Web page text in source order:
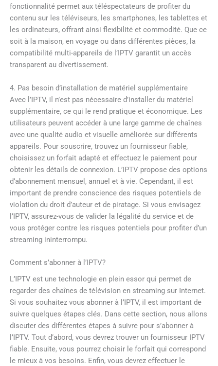
fonctionnalité permet aux téléspectateurs de profiter du
contenu sur les téléviseurs, les smartphones, les tablettes et
les ordinateurs, offrant ainsi flexibilité et commodité. Que ce
soit à la maison, en voyage ou dans différentes pièces, la
compatibilité multi-appareils de l’IPTV garantit un accès
transparent au divertissement.
4. Pas besoin d’installation de matériel supplémentaire
Avec l’IPTV, il n’est pas nécessaire d’installer du matériel
supplémentaire, ce qui le rend pratique et économique. Les
utilisateurs peuvent accéder à une large gamme de chaînes
avec une qualité audio et visuelle améliorée sur différents
appareils. Pour souscrire, trouvez un fournisseur fiable,
choisissez un forfait adapté et effectuez le paiement pour
obtenir les détails de connexion. L’IPTV propose des options
d’abonnement mensuel, annuel et à vie. Cependant, il est
important de prendre conscience des risques potentiels de
violation du droit d’auteur et de piratage. Si vous envisagez
l’IPTV, assurez-vous de valider la légalité du service et de
vous protéger contre les risques potentiels pour profiter d’un
streaming ininterrompu.
Comment s’abonner à l’IPTV?
L’IPTV est une technologie en plein essor qui permet de
regarder des chaînes de télévision en streaming sur Internet.
Si vous souhaitez vous abonner à l’IPTV, il est important de
suivre quelques étapes clés. Dans cette section, nous allons
discuter des différentes étapes à suivre pour s’abonner à
l’IPTV. Tout d’abord, vous devrez trouver un fournisseur IPTV
fiable. Ensuite, vous pourrez choisir le forfait qui correspond
le mieux à vos besoins. Enfin, vous devrez effectuer le